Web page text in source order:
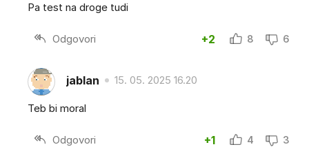
Pa test na droge tudi
Odgovori +2 8 6
jablan 15. 05. 2025 16.20
Teb bi moral
Odgovori +1 4 3